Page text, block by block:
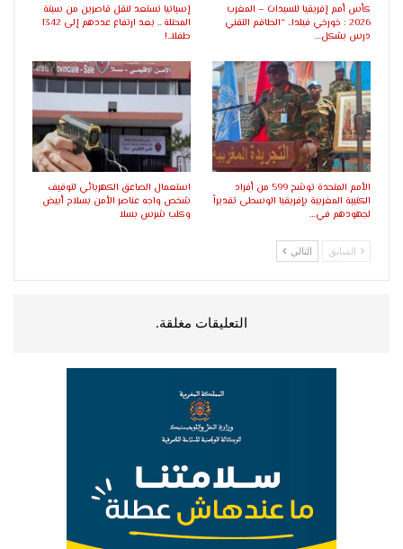
كأس أمم إفريقيا للسيدات – المغرب
2026 : خورخي فيلدا.. “الطاقم التقني
درس بشكل…
إسبانيا تستعد لنقل قاصرين من سبتة
المحتلة .. بعد ارتفاع عددهم إلى 1342
طفلا..!
الأمم المتحدة توشح 599 من أفراد
الكتيبة المغربية بإفريقيا الوسطى تقديراً
لجهودهم في…
استعمال الصاعق الكهربائي لتوقيف
شخص واجه عناصر الأمن بسلاح أبيض
وكلب شرس بسلا
السابق التالي
التعليقات مغلقة.